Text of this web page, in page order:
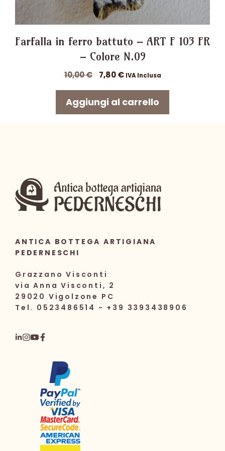
Farfalla in ferro battuto – ART F 103 FR
– Colore N.09
10,00€
Il
originale
era:
7,80€Il
attuale
IVA Inclusa
Aggiungi al carrello
ANTICA BOTTEGA ARTIGIANA
PEDERNESCHI
Grazzano Visconti
via Anna Visconti, 2
29020 Vigolzone PC
Tel. 0523486514 - +39 3393438906